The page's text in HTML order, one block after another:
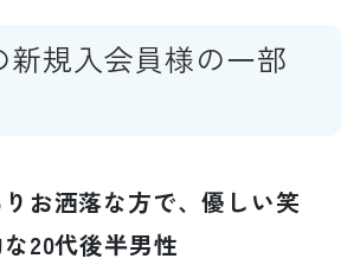
新規入会員様の一部
お洒落な方で、優しい笑
20代後半男性